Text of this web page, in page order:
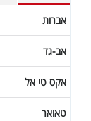
אברות
אב-גד
אקס טי אל
טאואר